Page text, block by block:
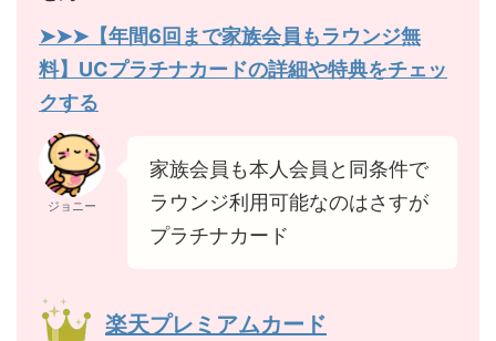
➤➤➤【年間6回まで家族会員もラウンジ無
料】UCプラチナカードの詳細や特典をチェッ
クする
ジョニー
家族会員も本人会員と同条件で
ラウンジ利用可能なのはさすが
プラチナカード
楽天プレミアムカード